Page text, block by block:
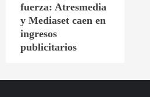
fuerza: Atresmedia
y Mediaset caen en
ingresos
publicitarios